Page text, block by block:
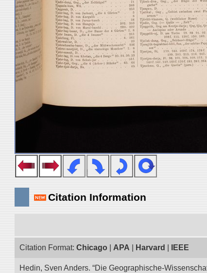
Citation Information
Citation Format: Chicago APA Harvard IEEE
Hedin, Sven Anders. “Die Geographische-